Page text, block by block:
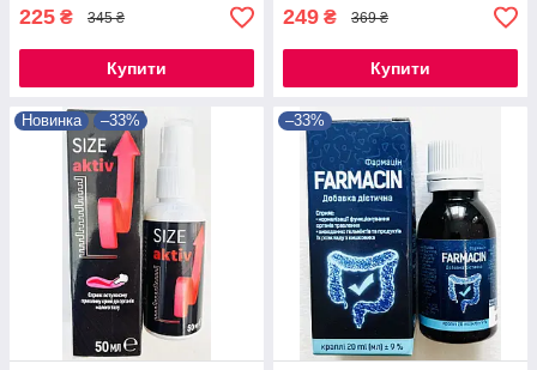
225 ₴ 345 ₴
Купити
249 ₴ 369 ₴
Купити
Новинка –33% –33%